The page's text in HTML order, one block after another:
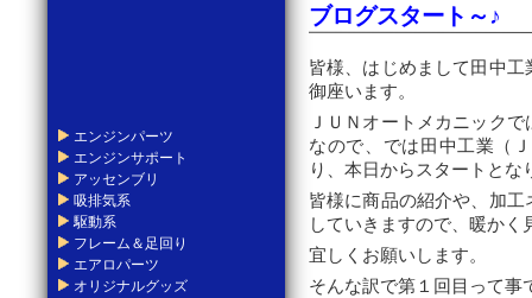
ブログスタート～♪
皆様、はじめまして田中
御座います。
ＪＵＮオートメカニック
なので、では田中工業（
り、本日からスタートとな
皆様に商品の紹介や、加
していきますので、暖か
宜しくお願いします。
そんな訳で第１回目って事
エンジンパーツ
エンジンサポート
アッセンブリ
吸排気系
駆動系
フレーム＆足回り
エアロパーツ
オリジナルグッズ